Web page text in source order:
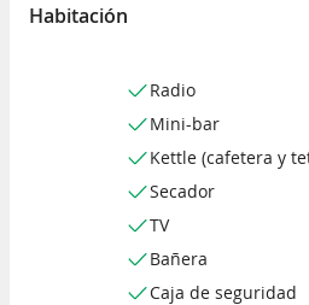
Habitación
Radio
Mini-bar
Kettle (cafetera y
Secador
TV
Bañera
Caja de seguridad